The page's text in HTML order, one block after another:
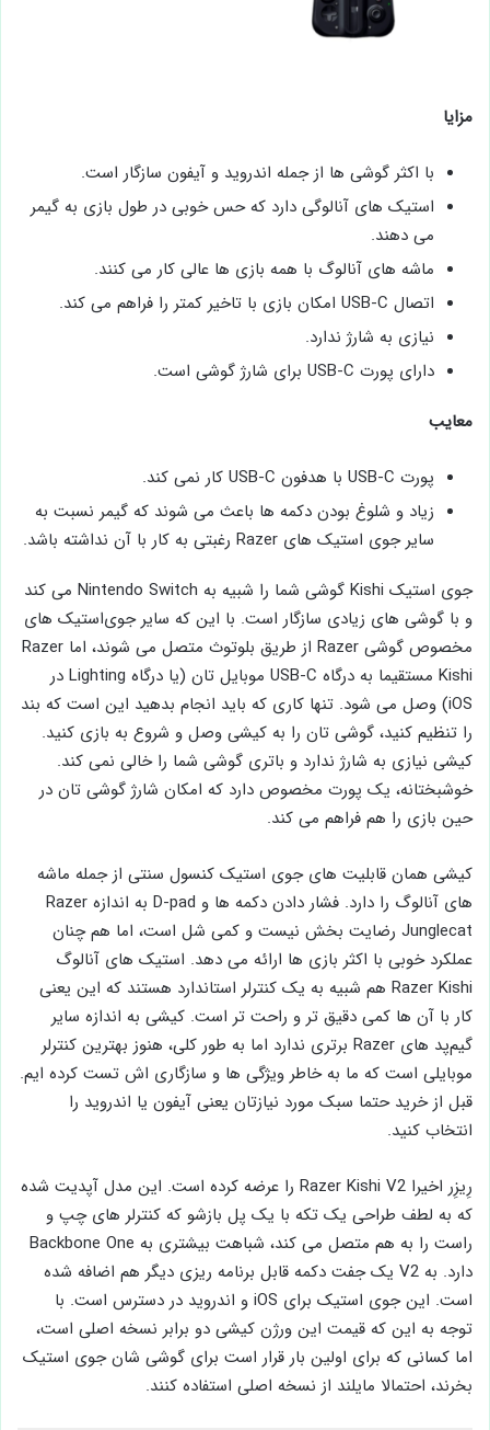
مزایا
با اکثر گوشی‌ ها از جمله اندروید و آیفون سازگار است.
استیک های آنالوگی دارد که حس خوبی در طول بازی به گیمر
می‌ دهند.
ماشه‌ های آنالوگ با همه بازی ‌ها عالی کار می‌ کنند.
اتصال USB-C امکان بازی با تاخیر کمتر را فراهم می ‌کند.
نیازی به شارژ ندارد.
دارای پورت USB-C برای شارژ گوشی است.
معایب
پورت USB-C با هدفون USB-C کار نمی ‌کند.
زیاد و شلوغ بودن دکمه ‌ها باعث می ‌شوند که گیمر نسبت به
سایر جوی ‌استیک های Razer رغبتی به کار با آن نداشته باشد.
جوی ‌استیک Kishi گوشی شما را شبیه به Nintendo Switch می‌ کند
و با گوشی های زیادی سازگار است. با این که سایر جوی‌استیک های
مخصوص گوشی Razer از طریق بلوتوث متصل می‌ شوند، اما Razer
Kishi مستقیما به درگاه USB-C موبایل تان (یا درگاه Lighting در
iOS) وصل می ‌شود. تنها کاری که باید انجام بدهید این است که بند
را تنظیم کنید، گوشی تان را به کیشی وصل و شروع به بازی کنید.
کیشی نیازی به شارژ ندارد و باتری گوشی شما را خالی نمی ‌کند.
خوشبختانه، یک پورت مخصوص دارد که امکان شارژ گوشی تان در
حین بازی را هم فراهم می ‌کند.
کیشی همان قابلیت‌ های جوی ‌استیک کنسول سنتی از جمله ماشه‌
های آنالوگ را دارد. فشار دادن دکمه‌ ها و D-pad به اندازه Razer
Junglecat رضایت ‌بخش نیست و کمی شل است، اما هم چنان
عملکرد خوبی با اکثر بازی ها ارائه می ‌دهد. استیک‌ های آنالوگ
Razer Kishi هم شبیه به یک کنترلر استاندارد هستند که این یعنی
کار با آن ها کمی دقیق ‌تر و راحت ‌تر است. کیشی به اندازه سایر
گیم‌پد های Razer برتری ندارد اما به طور کلی، هنوز بهترین کنترلر
موبایلی است که ما به خاطر ویژگی ‌ها و سازگاری‌ اش تست کرده‌ ایم.
قبل از خرید حتما سبک مورد نیازتان یعنی آیفون یا اندروید را
انتخاب کنید.
رِیزِر اخیرا Razer Kishi V2 را عرضه کرده است. این مدل آپدیت‌ شده
که به لطف طراحی یک تکه با یک پل بازشو که کنترلر های چپ و
راست را به هم متصل می ‌کند، شباهت بیشتری به Backbone One
دارد. به V2 یک جفت دکمه قابل برنامه ‌ریزی دیگر هم اضافه شده
است. این جوی ‌استیک برای iOS و اندروید در دسترس است. با
توجه به این که قیمت این ورژن کیشی دو برابر نسخه اصلی است،
اما کسانی که برای اولین بار قرار است برای گوشی شان جوی ‌استیک
بخرند، احتمالا مایلند از نسخه اصلی استفاده کنند.